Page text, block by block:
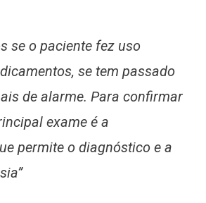
se o paciente fez uso
se tem passado
de alarme. Para confirmar
exame é a
permite o diagnóstico e a